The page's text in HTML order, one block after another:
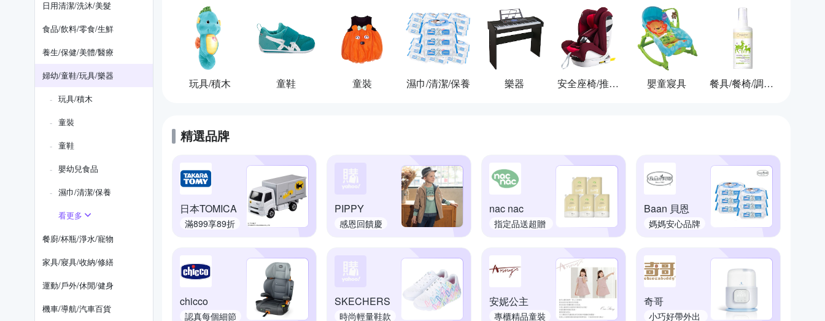
日用清潔/洗沐/美髮
食品/飲料/零食/生鮮
養生/保健/美體/醫療
婦幼/童鞋/玩具/樂器
玩具/積木
童裝
童鞋
嬰幼兒食品
濕巾/清潔/保養
看更多
餐廚/杯瓶/淨水/寵物
家具/寢具/收納/修繕
運動/戶外/休閒/健身
機車/導航/汽車百貨
玩具/積木 童鞋 童裝 濕巾/清潔/保養 樂器 安全座椅/推車/背巾 嬰童寢具 餐具/餐椅/調理用品
精選品牌
日本TOMICA
滿899享89折
PIPPY
感恩回饋慶
nac nac
指定品送超贈
Baan 貝恩
媽媽安心品牌
chicco
認真每個細節
SKECHERS
時尚輕量鞋款
安妮公主
專櫃精品童裝
奇哥
小巧好帶外出